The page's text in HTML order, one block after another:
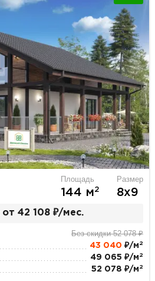
Площадь
144 м2
Размер
8х9
от 42 108 ₽/мес.
Без скидки 52 078 ₽
43 040 ₽/м 2
49 065 ₽/м 2
52 078 ₽/м 2